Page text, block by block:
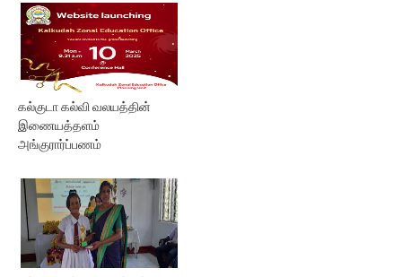
கல்குடா கல்வி வலயத்தின்
இணையத்தளம்
அங்குரார்ப்பணம்